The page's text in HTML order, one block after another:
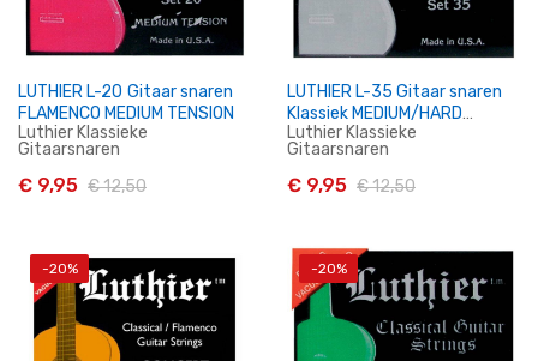
In Winkelwagen
LUTHIER L-20 Gitaar snaren
FLAMENCO MEDIUM TENSION
Luthier Klassieke
Gitaarsnaren
€ 9,95 € 12,50
In Winkelwagen
LUTHIER L-35 Gitaar snaren
Klassiek MEDIUM/HARD
TENSION
Luthier Klassieke
Gitaarsnaren
€ 9,95 € 12,50
-20% -20%